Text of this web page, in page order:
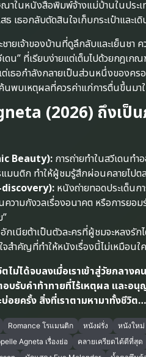
าในหนังสือพิมพ์จ้างแม่บ้านในประเ
เธอกลับตัดสินใจเก็บกระเป๋าและเ
ยเจ้าของบ้านที่ดูลึกลับและเย็นชา ค
เดน” ที่เรียบง่ายแต่เต็มไปด้วยกฎเ
เธอกำลังกลายเป็นส่วนหนึ่งของคร
นพบเหตุผลที่ควรค่าแก่การตื่นขึ้นมา
(2026) ถึงเป็
Beauty): การถ่ายทำในสวีเดนท
มนติก ทำให้ผู้ชมรู้สึกผ่อนคลายไปต
หนังถ่ายทอดประเด็นก
ความกังวลเรื่องอนาคต หรือการยอม
อักเนียต้าเป็นตัวละครที่ผู้ชมจะหลงรั
สำคัญที่ทำให้หนังเรื่องนี้ไม่เหมือนใ
ไม่ได้จบลงเมื่อเราเข้าสู่วัยกลาง
อบรับคำท้าทายที่ไร้เหตุผล และอ
บ่อยครั้ง สิ่งที่เราตามหามาทั้งชีวิต
Romance โรแมนติก หนังฝรั่ง
หนังใหม่
Agneta เรื่องย่อ คลายเครียดได้ดีที่สุด